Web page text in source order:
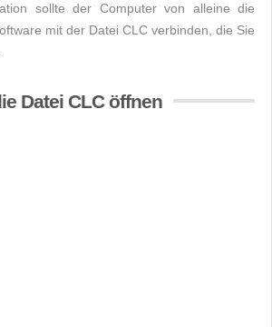
sollte der Computer von alleine die
mit der Datei CLC verbinden, die Sie
Datei CLC öffnen